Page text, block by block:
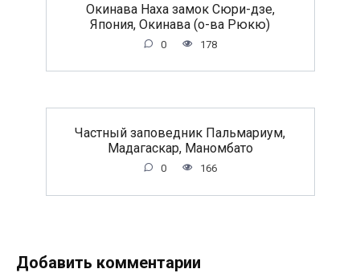
Окинава Наха замок Сюри-дзе,
Япония, Окинава (о-ва Рюкю)
0 178
Частный заповедник Пальмариум,
Мадагаскар, Маномбато
0 166
Добавить комментарии